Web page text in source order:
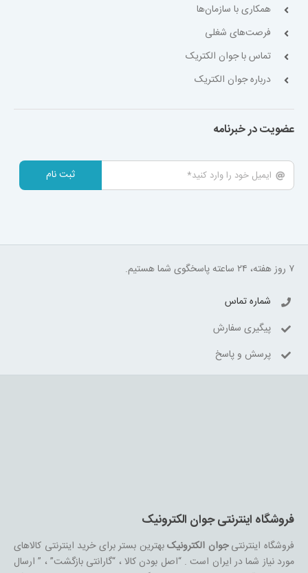
همکاری با سازمان‌ها
فرصت‌های شغلی
تماس با جوان الکتریک
درباره جوان الکتریک
عضویت در خبرنامه
ثبت نام
۷ روز هفته، ۲۴ ساعته پاسخگوی شما هستیم.
شماره تماس
پیگیری سفارش
پرسش و پاسخ
فروشگاه اینترنتی جوان الکترونیک
فروشگاه اینترنتیجوان الکترونیکبهترین بستر برای خرید اینترنتی کالاهای
مورد نیاز شما در ایران است . “اصل بودن کالا ، “گارانتی بازگشت” ، ” ارسال